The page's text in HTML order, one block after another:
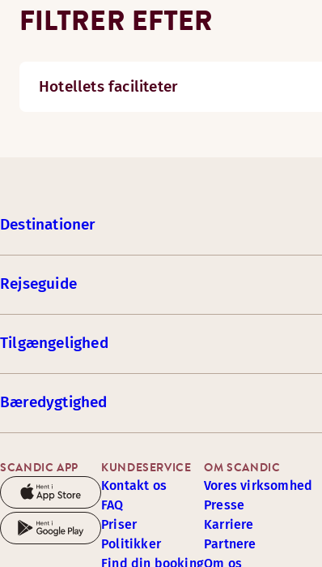
FILTRER EFTER
Hotellets faciliteter
Destinationer
Rejseguide
Tilgængelighed
Bæredygtighed
SCANDIC APP KUNDESERVICE
Kontakt os
FAQ
Priser
Politikker
Find din booking
OM SCANDIC
Vores virksomhed
Presse
Karriere
Partnere
Om os